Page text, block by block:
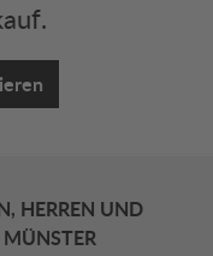
HERREN UND